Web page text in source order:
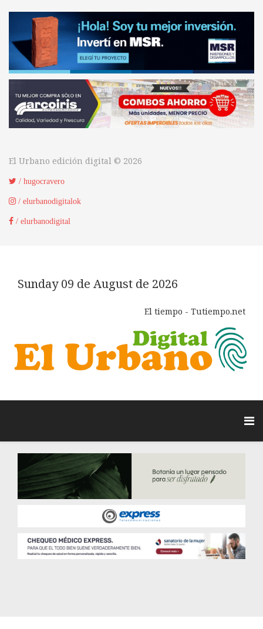
El Urbano edición digital © 2026
/ hugocravero
/ elurbanodigitalok
/ elurbanodigital
Sunday 09 de August de 2026
El tiempo - Tutiempo.net